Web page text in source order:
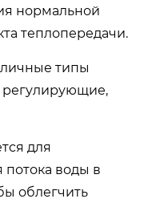
нормальной
теплопередачи.
типы
регулирующие,
для
воды в
облегчить